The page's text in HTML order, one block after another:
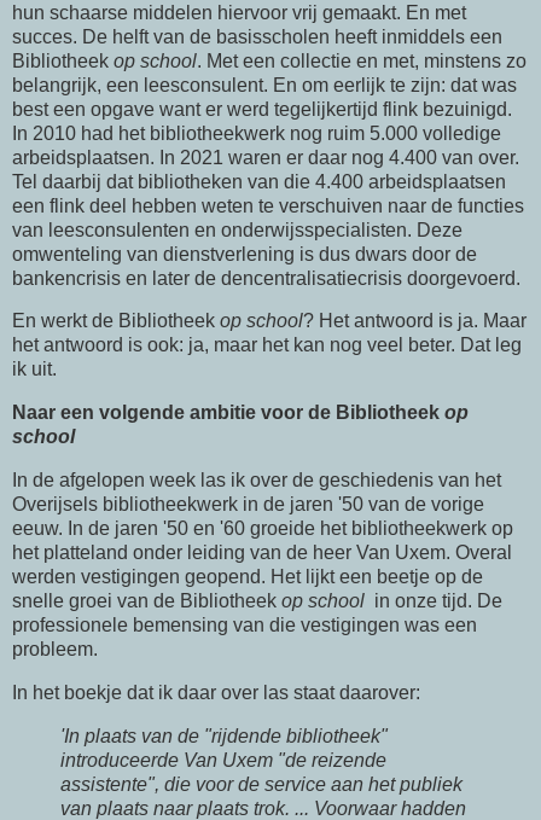
hun schaarse middelen hiervoor vrij gemaakt. En met
succes. De helft van de basisscholen heeft inmiddels een
Bibliotheek op school. Met een collectie en met, minstens zo
belangrijk, een leesconsulent. En om eerlijk te zijn: dat was
best een opgave want er werd tegelijkertijd flink bezuinigd.
In 2010 had het bibliotheekwerk nog ruim 5.000 volledige
arbeidsplaatsen. In 2021 waren er daar nog 4.400 van over.
Tel daarbij dat bibliotheken van die 4.400 arbeidsplaatsen
een flink deel hebben weten te verschuiven naar de functies
van leesconsulenten en onderwijsspecialisten. Deze
omwenteling van dienstverlening is dus dwars door de
bankencrisis en later de dencentralisatiecrisis doorgevoerd.
En werkt de Bibliotheek op school? Het antwoord is ja. Maar
het antwoord is ook: ja, maar het kan nog veel beter. Dat leg
ik uit.
Naar een volgende ambitie voor de Bibliotheek op
school
In de afgelopen week las ik over de geschiedenis van het
Overijsels bibliotheekwerk in de jaren '50 van de vorige
eeuw. In de jaren '50 en '60 groeide het bibliotheekwerk op
het platteland onder leiding van de heer Van Uxem. Overal
werden vestigingen geopend. Het lijkt een beetje op de
snelle groei van de Bibliotheek op school in onze tijd. De
professionele bemensing van die vestigingen was een
probleem.
In het boekje dat ik daar over las staat daarover:
'In plaats van de "rijdende bibliotheek"
introduceerde Van Uxem "de reizende
assistente", die voor de service aan het publiek
van plaats naar plaats trok. ... Voorwaar hadden